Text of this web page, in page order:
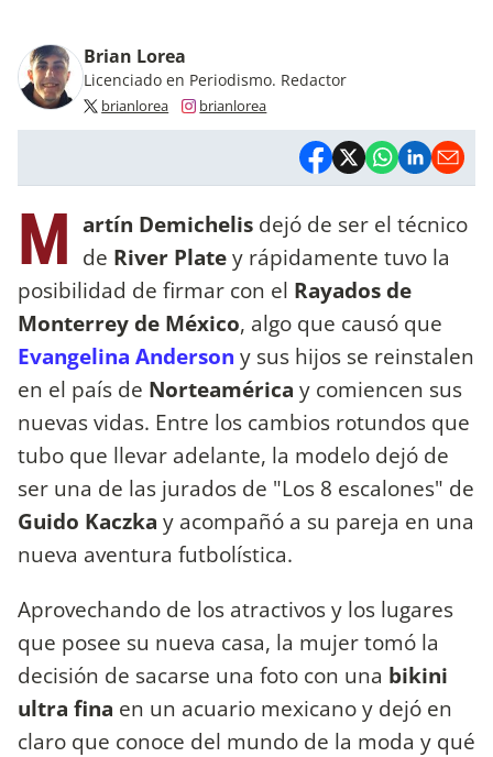
Brian Lorea
Licenciado en Periodismo. Redactor
brianlorea brianlorea
M artín Demichelis dejó de ser el técnico
de River Platey rápidamente tuvo la
posibilidad de firmar con el Rayados de
Monterrey de México, algo que causó que
Evangelina Anderson y sus hijos se reinstalen
en el país de Norteamérica y comiencen sus
nuevas vidas. Entre los cambios rotundos que
tubo que llevar adelante, la modelo dejó de
ser una de las jurados de "Los 8 escalones" de
Guido Kaczka y acompañó a su pareja en una
nueva aventura futbolística.
Aprovechando de los atractivos y los lugares
que posee su nueva casa, la mujer tomó la
decisión de sacarse una foto con una bikini
ultra fina en un acuario mexicano y dejó en
claro que conoce del mundo de la moda y qué